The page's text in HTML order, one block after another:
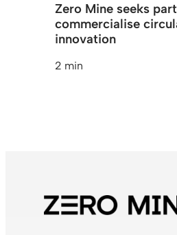
Zero Mine seeks
commercialise
innovation
2 min